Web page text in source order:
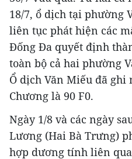
18/7, ổ dịch tại phường
liên tục phát hiện các
Đống Đa quyết định
toàn bộ cả hai phường
Ổ dịch Văn Miếu đã ghi
Chương là 90 F0.
Ngày 1/8 và các ngày
Lương (Hai Bà Trưng)
hợp dương tính liên